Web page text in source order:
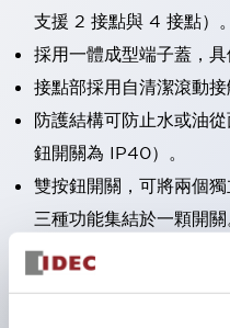
支援 2 接點與 4 接點）。
採用一體成型端子蓋，具
接點部採用自清潔滾動接
防護結構可防止水或油
鈕開關為 IP40）。
雙按鈕開關，可將兩個
三種功能集結於一顆開關
完整支援全球各地需求